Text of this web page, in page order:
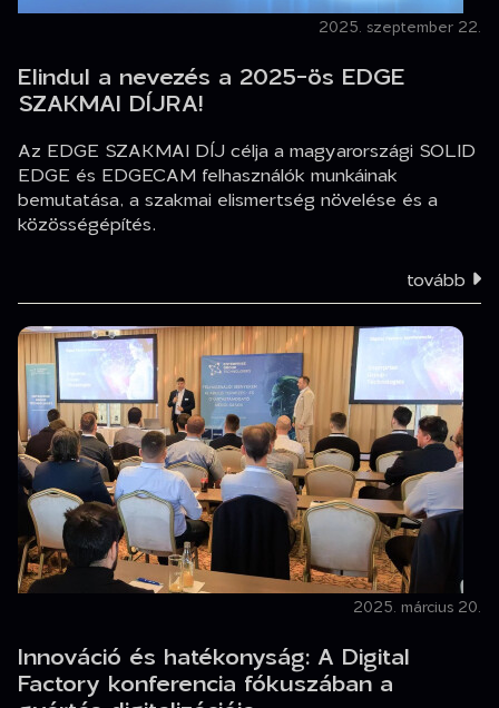
2025. szeptember 22.
Elindul a nevezés a 2025-ös EDGE
SZAKMAI DÍJRA!
Az EDGE SZAKMAI DÍJ célja a magyarországi SOLID
EDGE és EDGECAM felhasználók munkáinak
bemutatása, a szakmai elismertség növelése és a
közösségépítés.
tovább
2025. március 20.
Innováció és hatékonyság: A Digital
Factory konferencia fókuszában a